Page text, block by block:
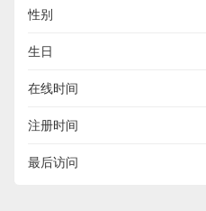
性别
生日
在线时间
注册时间
最后访问